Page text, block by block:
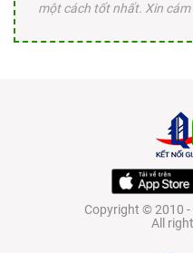
một cách tốt nhất. Xin cám
Copyright © 2010 -
All